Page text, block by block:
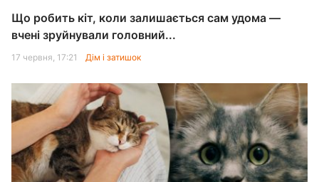
Що робить кіт, коли залишається сам удома —
вчені зруйнували головний...
17 червня, 17:21 Дім і затишок